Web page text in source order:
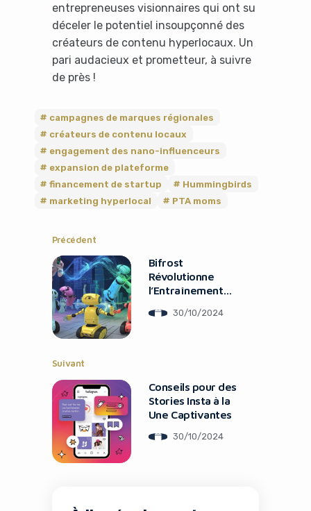
entrepreneuses visionnaires qui ont su
déceler le potentiel insoupçonné des
créateurs de contenu hyperlocaux. Un
pari audacieux et prometteur, à suivre
de près !
campagnes de marques régionales
créateurs de contenu locaux
engagement des nano-influenceurs
expansion de plateforme
financement de startup
Hummingbirds
marketing hyperlocal
PTA moms
Précédent
Bifrost
Révolutionne
l’Entraînement
l’Industrie30/10/2024
Suivant
Conseils pour des
Stories Insta à la
Une Captivantes
30/10/2024